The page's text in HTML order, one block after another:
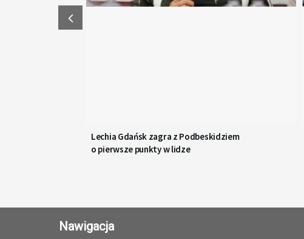
Lechia Gdańsk zagra z Podbeskidziem
o pierwsze punkty w lidze
Nawigacja